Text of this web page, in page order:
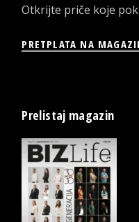
Otkrijte priče koje
PRETPLATA NA
Prelistaj magazin